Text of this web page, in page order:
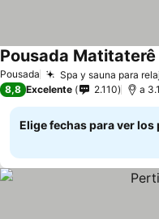
Pousada Spa y sauna para
Pousada Matitaterê
8,8 Excelente 2.110 a
Elige fechas para ver